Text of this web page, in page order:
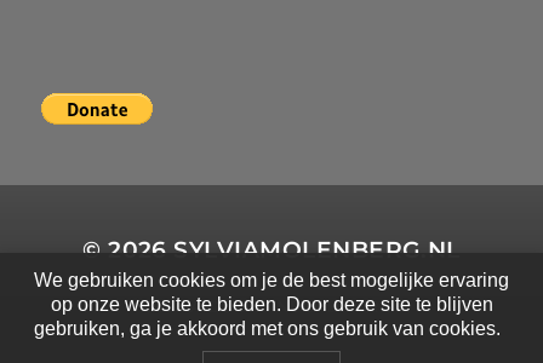
© 2026SYLVIAMOLENBERG.NL
THEMA DOORANDERS NORÉN
We gebruiken cookies om je de best mogelijke ervaring
op onze website te bieden. Door deze site te blijven
gebruiken, ga je akkoord met ons gebruik van cookies.